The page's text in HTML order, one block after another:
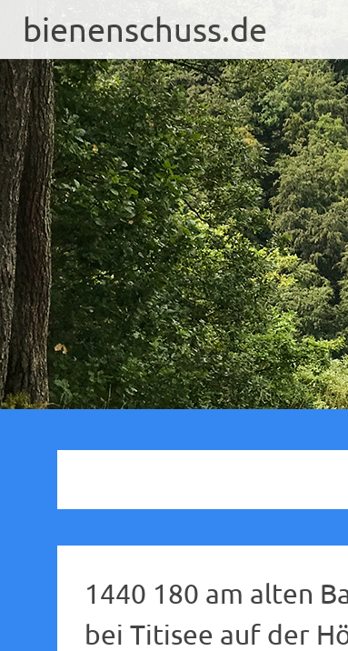
bienenschuss.de
1440 180 am alten
bei Titisee auf der